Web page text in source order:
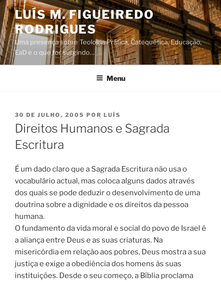
Saltar
para
o
conteúdo
LUÍS M. FIGUEIREDO
RODRIGUES
Uma presença sobre Teologia Prática, Catequética, Educação,
EaD e o que for surgindo…
Menu
PUBLICADO
EM
30 DE JULHO, 2005 POR LUÍS
Direitos Humanos e Sagrada
Escritura
É um dado claro que a Sagrada Escritura não usa o
vocabulário actual, mas coloca alguns dados através
dos quais se pode deduzir o desenvolvimento de uma
doutrina sobre a dignidade e os direitos da pessoa
humana.
O fundamento da vida moral e social do povo de Israel é
a aliança entre Deus e as suas criaturas. Na
misericórdia em relação aos pobres, Deus mostra a sua
justiça e exige a obediência dos homens às suas
instituições. Desde o seu começo, a Bíblia proclama